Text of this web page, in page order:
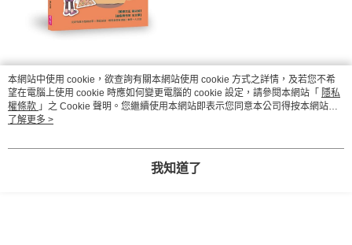
真是好險，差點就被淘汰。沒想到集訓室是太空船、
比賽要到外太空，對手也是超級厲害、超級怪。
好不容易過關，先來吃個比薩休息一下，以免鳳凰露
露老師又來什麼怪招。
本網站中使用 cookie，欲查詢有關本網站使用 cookie 方式之詳情，及若您不希
望在電腦上使用 cookie 時應如何變更電腦的 cookie 設定，請參閱本網站「 隱私
權條款 」之 Cookie 聲明。您繼續使用本網站即表示您同意本公司得按本網站使
用條款之 Cookie 聲明使用 cookie。
了解更多 >
我知道了